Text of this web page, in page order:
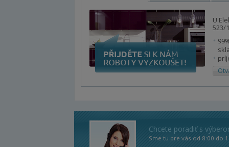
U
523/
Chcete poradiť s
Sme tu pre vás od 8:00 do